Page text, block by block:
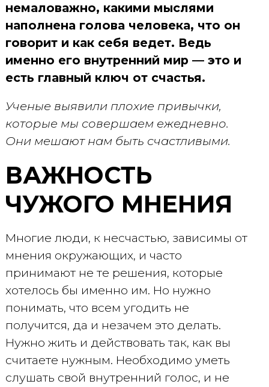
немаловажно, какими мыслями
наполнена голова человека, что он
говорит и как себя ведет. Ведь
именно его внутренний мир — это и
есть главный ключ от счастья.
Ученые выявили плохие привычки,
которые мы совершаем ежедневно.
Они мешают нам быть счастливыми.
ВАЖНОСТЬ
ЧУЖОГО МНЕНИЯ
Многие люди, к несчастью, зависимы от
мнения окружающих, и часто
принимают не те решения, которые
хотелось бы именно им. Но нужно
понимать, что всем угодить не
получится, да и незачем это делать.
Нужно жить и действовать так, как вы
считаете нужным. Необходимо уметь
слушать свой внутренний голос, и не